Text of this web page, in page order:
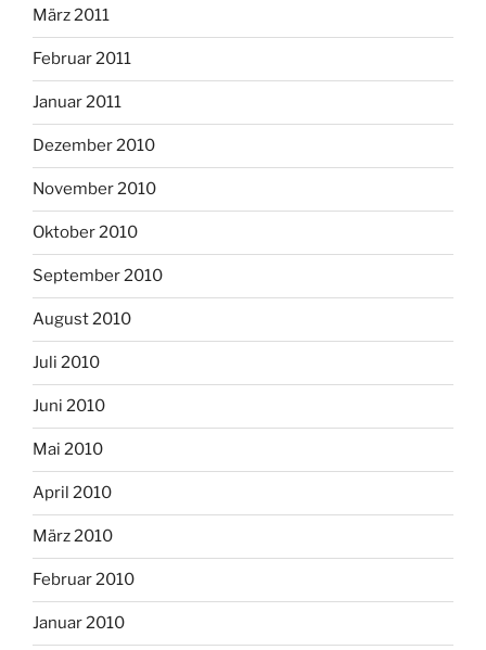
März 2011
Februar 2011
Januar 2011
Dezember 2010
November 2010
Oktober 2010
September 2010
August 2010
Juli 2010
Juni 2010
Mai 2010
April 2010
März 2010
Februar 2010
Januar 2010